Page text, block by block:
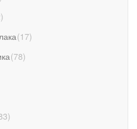
)
(17)
(78)
)